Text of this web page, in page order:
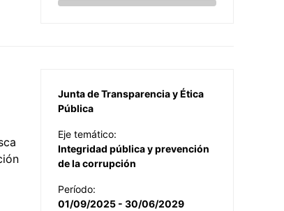
Junta de Transparencia y Ética
Pública
Eje temático:
Integridad pública y prevención
de la corrupción
Período:
01/09/2025 - 30/06/2029